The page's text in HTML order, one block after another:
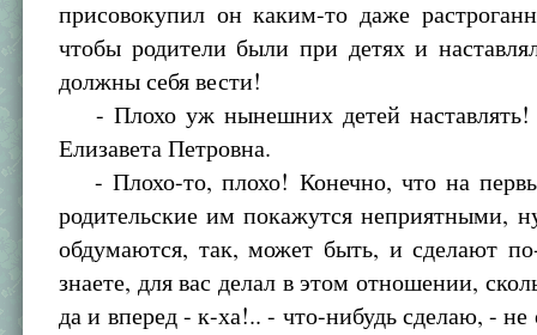
присовокупил он каким-то даже
чтобы родители были при детях и
должны себя вести!
- Плохо уж нынешних детей наставлять!
Елизавета Петровна.
- Плохо-то, плохо! Конечно, что на
родительские им покажутся неприятными,
обдумаются, так, может быть, и сделают
знаете, для вас делал в этом отношении,
да и вперед - к-ха!.. - что-нибудь сделаю, -